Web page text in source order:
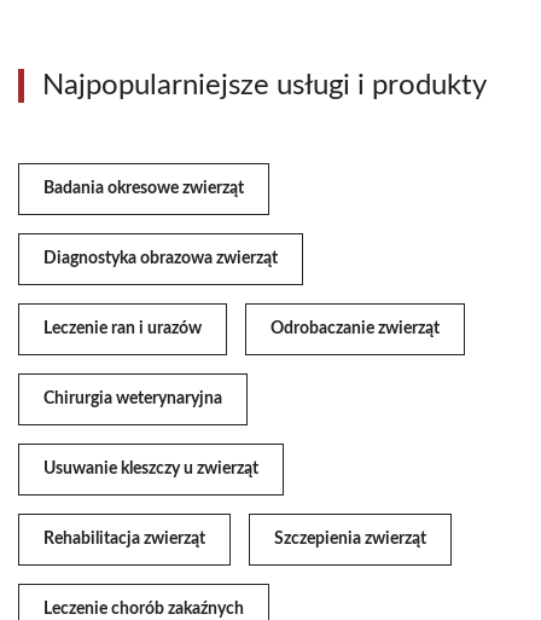
Najpopularniejsze usługi i produkty
Badania okresowe zwierząt
Diagnostyka obrazowa zwierząt
Leczenie ran i urazów Odrobaczanie zwierząt
Chirurgia weterynaryjna
Usuwanie kleszczy u zwierząt
Rehabilitacja zwierząt Szczepienia zwierząt
Leczenie chorób zakaźnych